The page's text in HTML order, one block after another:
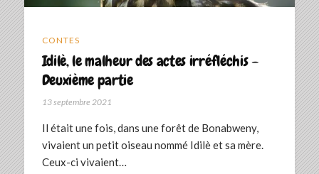
CONTES
Idilè, le malheur des actes irréfléchis –
Deuxième partie
13 septembre 2021
Il était une fois, dans une forêt de Bonabweny,
vivaient un petit oiseau nommé Idilè et sa mère.
Ceux-ci vivaient…